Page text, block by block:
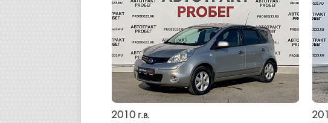
2010 г.в.